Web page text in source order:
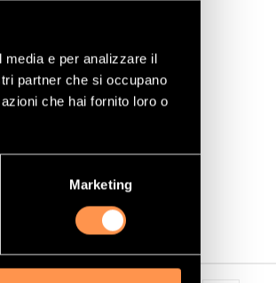
e per analizzare il
partner che si occupano
che hai fornito loro o
Marketing